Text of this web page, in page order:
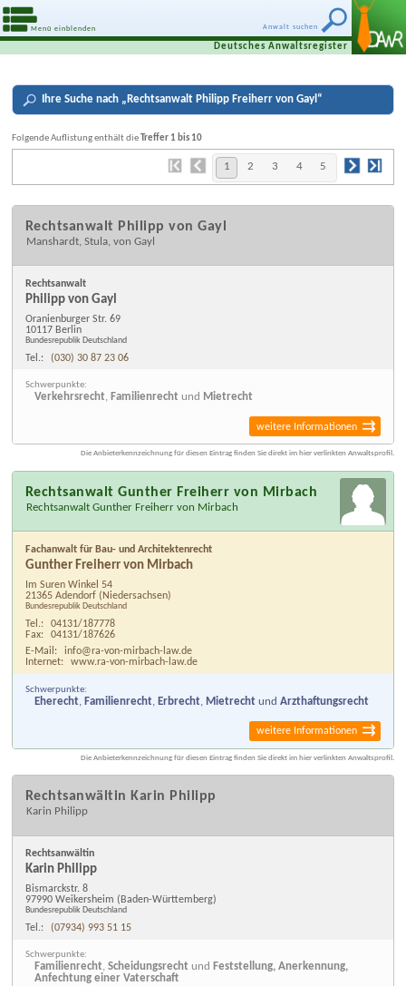
Anwalt suchen
Menü einblenden
Deutsches Anwaltsregister
IhreSuche nach „ Rechtsanwalt Philipp Freiherr von Gayl “
Folgende Auflistung enthält die Treffer 1 bis 10
1 2 3 4 5
Rechtsanwalt Philipp von Gayl
Manshardt, Stula, von Gayl
Rechtsanwalt
Philipp von Gayl
Oranienburger Str. 69
10117 Berlin
Bundesrepublik Deutschland
Tel.: (030) 30 87 23 06
Schwerpunkte:
Verkehrsrecht, Familienrecht und Mietrecht
weitere Informationen
Die Anbieterkennzeichnung für diesen Eintrag finden Sie direkt im hier verlinkten Anwaltsprofil.
Rechtsanwalt Gunther Freiherr von Mirbach
Rechtsanwalt Gunther Freiherr von Mirbach
Fachanwalt für Bau- und Architektenrecht
Gunther Freiherr von Mirbach
Im Suren Winkel 54
21365 Adendorf (Niedersachsen)
Bundesrepublik Deutschland
Tel.:
04131/187778
Fax:
04131/187626
E-Mail:
info@ra-von-mirbach-law.de
Internet:
www.ra-von-mirbach-law.de
Schwerpunkte:
Eherecht Familienrecht Erbrecht Mietrecht undArzthaftungsrecht
weitere Informationen
Die Anbieterkennzeichnung für diesen Eintrag finden Sie direkt im hier verlinkten Anwaltsprofil.
Rechtsanwältin Karin Philipp
Karin Philipp
Rechtsanwältin
Karin Philipp
Bismarckstr. 8
97990 Weikersheim (Baden-Württemberg)
Bundesrepublik Deutschland
Tel.: (07934) 993 51 15
Schwerpunkte:
Familienrecht,Scheidungsrecht und Feststellung, Anerkennung,
Anfechtung einer Vaterschaft